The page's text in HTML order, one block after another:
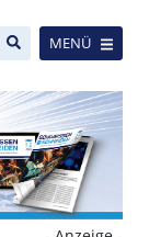
MENÜ